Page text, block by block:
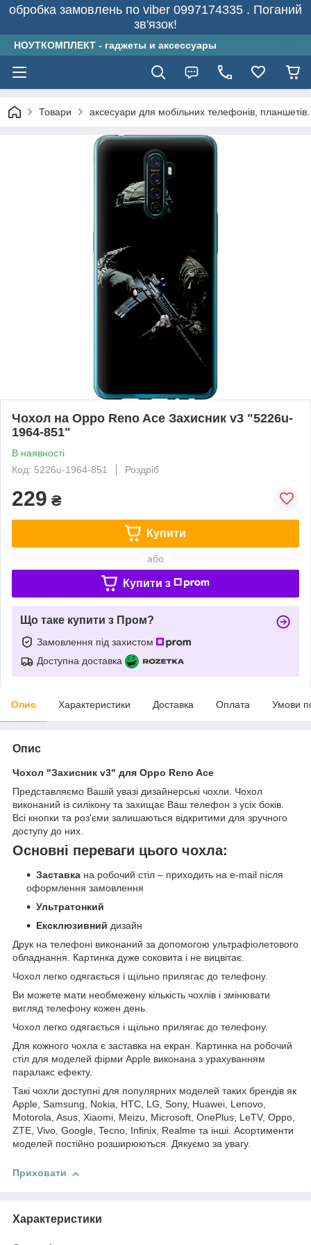
обробка замовлень по viber 0997174335 . Поганий
зв'язок!
НОУТКОМПЛЕКТ - гаджеты и аксессуары
Товари аксесуари для мобільних телефонів, планшетів.
Чохол на Oppo Reno Ace Захисник v3 "5226u-
1964-851"
В наявності
Код: 5226u-1964-851
Роздріб
229 ₴
Купити
або
Купити з
Що таке купити з Пром?
Замовлення під захистом
Доступна доставка
Опис Характеристики Доставка Оплата Умови
Опис
Чохол "Захисник v3" для Oppo Reno Ace
Представляємо Вашій увазі дизайнерські чохли. Чохол
виконаний із силікону та захищає Ваш телефон з усіх боків.
Всі кнопки та роз'єми залишаються відкритими для зручного
доступу до них.
Основні переваги цього чохла:
Заставка на робочий стіл – приходить на e-mail після
оформлення замовлення
Ультратонкий
Ексклюзивний дизайн
Друк на телефоні виконаний за допомогою ультрафіолетового
обладнання. Картинка дуже соковита і не вицвітає.
Чохол легко одягається і щільно прилягає до телефону.
Ви можете мати необмежену кількість чохлів і змінювати
вигляд телефону кожен день.
Чохол легко одягається і щільно прилягає до телефону.
Для кожного чохла є заставка на екран. Картинка на робочий
стіл для моделей фірми Apple виконана з урахуванням
паралакс ефекту.
Такі чохли доступні для популярних моделей таких брендів як
Apple, Samsung, Nokia, HTC, LG, Sony, Huawei, Lenovo,
Motorola, Asus, Xiaomi, Meizu, Microsoft, OnePlus, LeTV, Oppo,
ZTE, Vivo, Google, Tecno, Infinix, Realme та інші. Асортименти
моделей постійно розширюються. Дякуємо за увагу.
Приховати
Характеристики